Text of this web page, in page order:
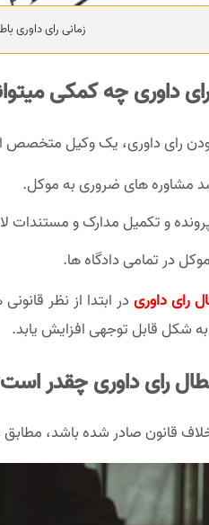
زمانی رای داوری
داوری چه کمکی
رای داوری، یک وکیل متخصص
مشاوره های ضروری به موکل.
و تکمیل مدارک و مستندات
در تمامی دادگاه ها.
رای داوریدر ابتدا از نظر
شکل قابل توجهی افزایش یابد.
رای داوری چقدر
صادر شده باشد، مطابق با ماده 490 قانون آیین